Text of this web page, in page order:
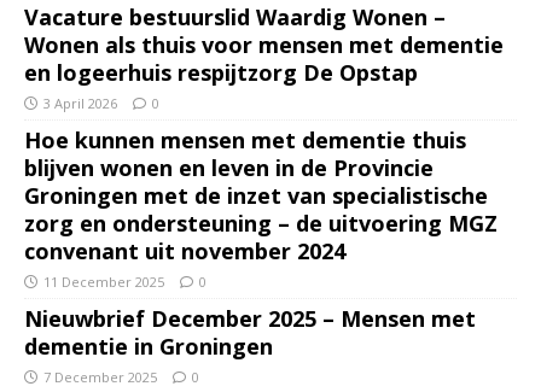
Vacature bestuurslid Waardig Wonen –
Wonen als thuis voor mensen met dementie
en logeerhuis respijtzorg De Opstap
3 April 2026 0
Hoe kunnen mensen met dementie thuis
blijven wonen en leven in de Provincie
Groningen met de inzet van specialistische
zorg en ondersteuning – de uitvoering MGZ
convenant uit november 2024
11 December 2025 0
Nieuwbrief December 2025 – Mensen met
dementie in Groningen
7 December 2025 0